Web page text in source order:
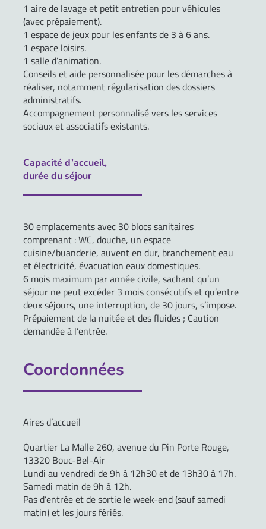
1 aire de lavage et petit entretien pour véhicules
(avec prépaiement).
1 espace de jeux pour les enfants de 3 à 6 ans.
1 espace loisirs.
1 salle d’animation.
Conseils et aide personnalisée pour les démarches à
réaliser, notamment régularisation des dossiers
administratifs.
Accompagnement personnalisé vers les services
sociaux et associatifs existants.
Capacité d’accueil,
durée du séjour
30 emplacements avec 30 blocs sanitaires
comprenant : WC, douche, un espace
cuisine/buanderie, auvent en dur, branchement eau
et électricité, évacuation eaux domestiques.
6 mois maximum par année civile, sachant qu’un
séjour ne peut excéder 3 mois consécutifs et qu’entre
deux séjours, une interruption, de 30 jours, s’impose.
Prépaiement de la nuitée et des fluides ; Caution
demandée à l’entrée.
Coordonnées
Aires d’accueil
Quartier La Malle 260, avenue du Pin Porte Rouge,
13320 Bouc-Bel-Air
Lundi au vendredi de 9h à 12h30 et de 13h30 à 17h.
Samedi matin de 9h à 12h.
Pas d’entrée et de sortie le week-end (sauf samedi
matin) et les jours fériés.